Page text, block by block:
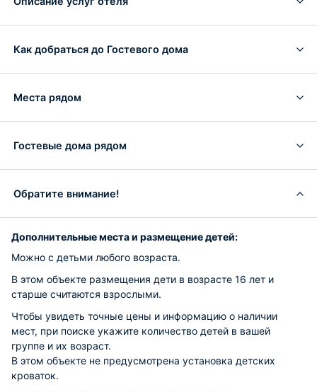
Как добраться до Гостевого дома
Места рядом
Гостевые дома рядом
Обратите внимание!
Дополнительные места и размещение детей:
Можно с детьми любого возраста.
В этом объекте размещения дети в возрасте 16 лет и
старше считаются взрослыми.
Чтобы увидеть точные цены и информацию о наличии
мест, при поиске укажите количество детей в вашей
группе и их возраст.
В этом объекте не предусмотрена установка детских
кроваток.